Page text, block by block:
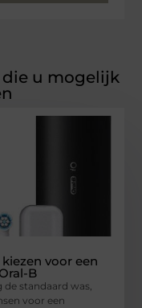
die u mogelijk
voor een
B
de standaard was,
voor een